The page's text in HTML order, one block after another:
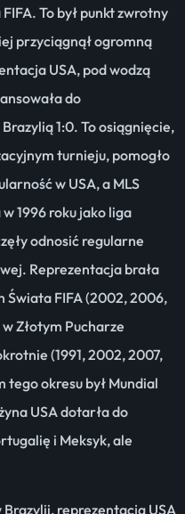
To był punkt zwrotny
przyciągnął ogromną
USA, pod wodzą
do
1:0. To osiągnięcie,
turnieju, pomogło
w USA, a MLS
1996 roku jako liga
odnosić regularne
Reprezentacja brała
Świata FIFA (2002, 2006,
Złotym Pucharze
(1991, 2002, 2007,
tego okresu był Mundial
USA dotarła do
i Meksyk, ale
reprezentacja USA